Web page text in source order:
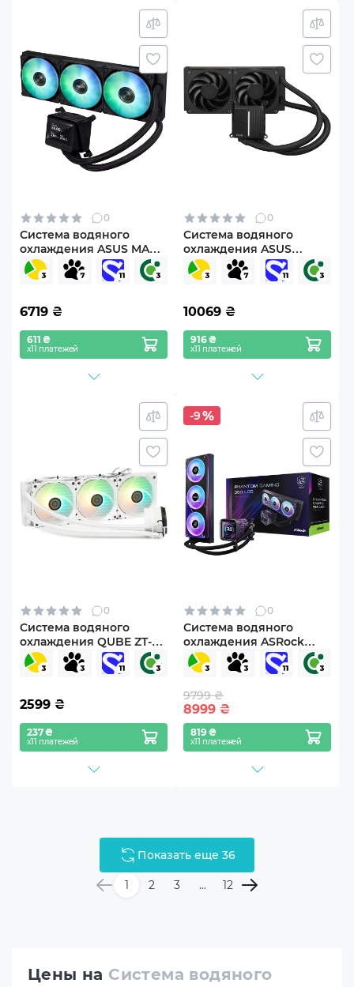
0
Система водяного
охлаждения ASUS MAX
GAMING LC 360 ARGB
LCD (90RC01G1-B0EAY0)
6719 ₴
611 ₴
х11 платежей
0
Система водяного
охлаждения ASUS
ProArt LC 240 (90RC01K0-
M0EAY0)
10069 ₴
916 ₴
х11 платежей
0
Система водяного
охлаждения QUBE ZT-
360 White OEM
2599 ₴
237 ₴
х11 платежей
-9
0
Система водяного
охлаждения ASRock
PHANTOM GAMING 360
LCD
9799 ₴
8999 ₴
819 ₴
х11 платежей
Показать еще 36
1 2 3 ... 12
Цены на Система водяного